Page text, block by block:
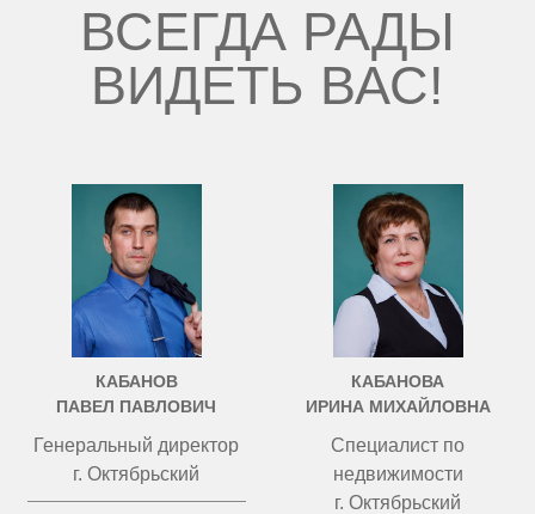
ВСЕГДА РАДЫ
ВИДЕТЬ ВАС!
КАБАНОВ
ПАВЕЛ ПАВЛОВИЧ
Генеральный директор
г. Октябрьский
КАБАНОВА
ИРИНА МИХАЙЛОВНА
Специалист по
недвижимости
г. Октябрьский